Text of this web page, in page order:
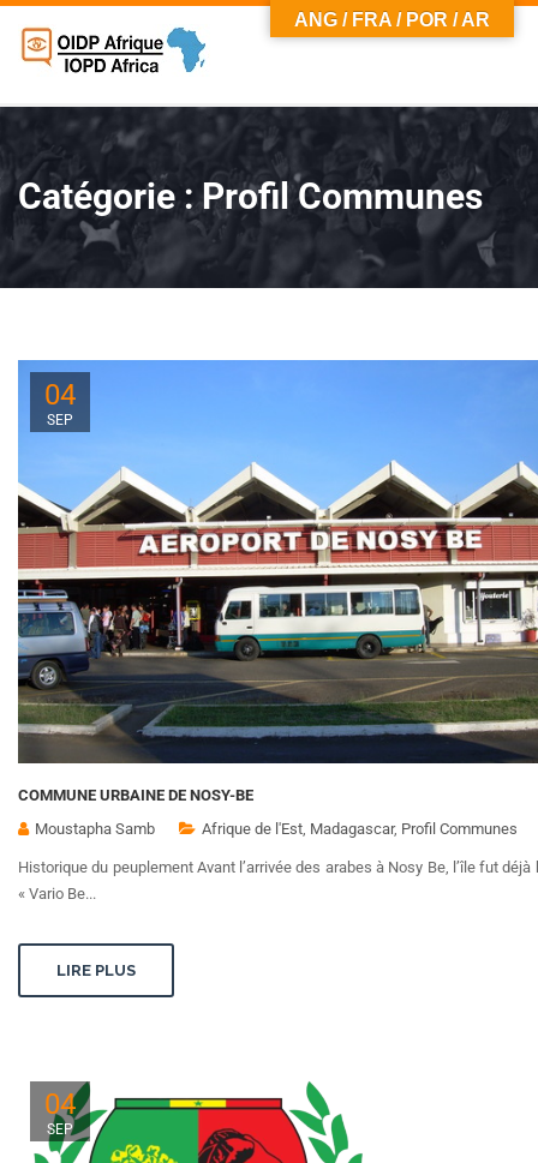
Catégorie :Profil Communes
04
SEP
COMMUNE URBAINE DE NOSY-BE
Moustapha Samb
Afrique de l'Est, Madagascar, Profil Communes
Historique du peuplement Avant l’arrivée des arabes à Nosy Be, l’île fut
« Vario Be...
LIRE PLUS
04
SEP
ANG / FRA / POR / AR